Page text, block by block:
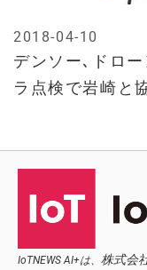
デンソー､ドロ
ラ点検で岩崎と
2018-04-10
IoTNEWS AI+は、 株式会